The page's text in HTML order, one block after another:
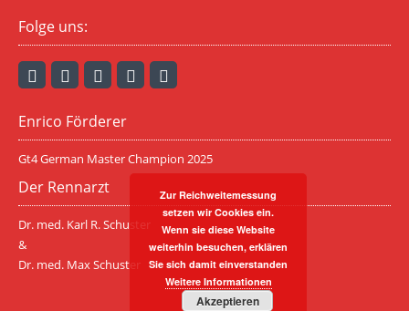
Folge uns:
Enrico Förderer
Gt4 German Master Champion 2025
Der Rennarzt
Dr. med. Karl R. Schuster
&
Dr. med. Max Schuster
Zur Reichweitemessung
setzen wir Cookies ein.
Wenn sie diese Website
weiterhin besuchen, erklären
Sie sich damit einverstanden
Weitere Informationen
Akzeptieren